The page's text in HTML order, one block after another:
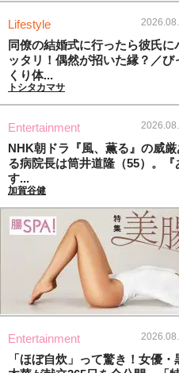
Lifestyle
同僚の結婚式に行ったら彼氏に
ッタリ！偶然が招いた縁？／び
くり体...
トシタカマサ
Entertainment
NHK朝ドラ『風、薫る』の威厳
る病院長は筒井道隆（55）。『
す...
加賀谷健
Entertainment
「ほぼ自炊」って驚き！女優・